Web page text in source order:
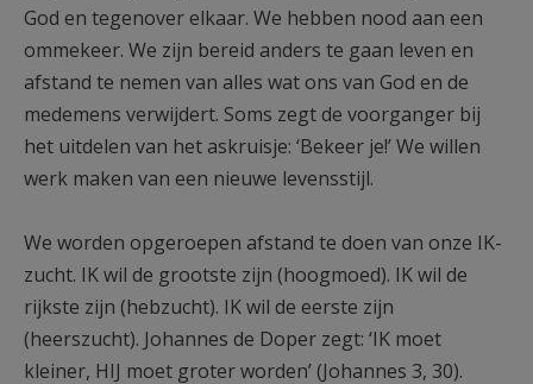
God en tegenover elkaar. We hebben nood aan een
ommekeer. We zijn bereid anders te gaan leven en
afstand te nemen van alles wat ons van God en de
medemens verwijdert. Soms zegt de voorganger bij
het uitdelen van het askruisje: ‘Bekeer je!’ We willen
werk maken van een nieuwe levensstijl.
We worden opgeroepen afstand te doen van onze IK-
zucht. IK wil de grootste zijn (hoogmoed). IK wil de
rijkste zijn (hebzucht). IK wil de eerste zijn
(heerszucht). Johannes de Doper zegt: ‘IK moet
kleiner, HIJ moet groter worden’ (Johannes 3, 30).